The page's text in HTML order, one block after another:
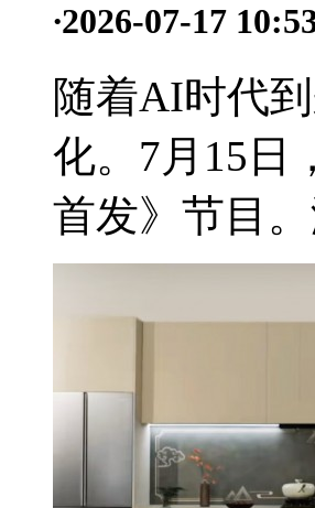
·2026-07-17
随着AI时代
化。7月15日
首发》节目